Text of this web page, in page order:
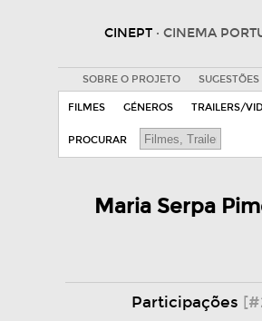
CINEPT · CINEMA
SOBRE O PROJETO SUGESTÕES
FILMES GÉNEROS TRAILERS/
PROCURAR
Maria Serpa
Participações